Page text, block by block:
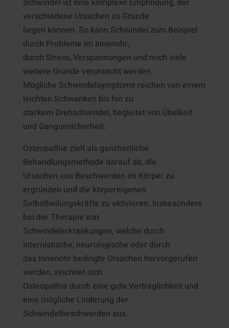
Schwindel ist eine komplexe Empfindung, der
verschiedene Ursachen zu Grunde
liegen können. So kann Schwindel zum Beispiel
durch Probleme im Innenohr,
durch Stress, Verspannungen und noch viele
weitere Gründe verursacht werden.
Mögliche Schwindelsymptome reichen von einem
leichten Schwanken bis hin zu
starkem Drehschwindel, begleitet von Übelkeit
und Gangunsicherheit.
Osteopathie zielt als ganzheitliche
Behandlungsmethode darauf ab, die
Ursachen von Beschwerden im Körper zu
ergründen und die körpereigenen
Selbstheilungskräfte zu aktivieren. Insbesondere
bei der Therapie von
Schwindelerkrankungen, welche durch
internistische, neurologische oder durch
das Innenohr bedingte Ursachen hervorgerufen
werden, zeichnet sich
Osteopathie durch eine gute Verträglichkeit und
eine mögliche Linderung der
Schwindelbeschwerden aus.